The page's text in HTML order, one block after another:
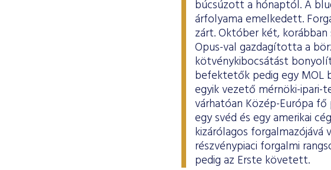
búcsúzott a hónaptól. A
árfolyama emelkedett.
zárt. Október két,
Opus-val gazdagította a
kötvénykibocsátást
befektetők pedig egy MOL
egyik vezető mérnöki-
várhatóan Közép-Európa
egy svéd és egy amerikai
kizárólagos forgalmazójává
részvénypiaci forgalmi
pedig az Erste követett.